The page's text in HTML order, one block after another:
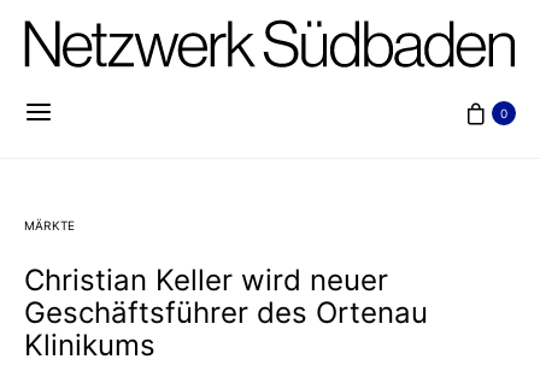
0
MÄRKTE
Christian Keller wird neuer
Geschäftsführer des Ortenau
Klinikums